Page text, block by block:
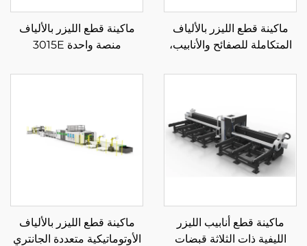
ماكينة قطع الليزر بالألياف
المتكاملة للصفائح والأنابيب،
ماكينة قطع الليزر بالألياف
منصة واحدة 3015E
ماكينة قطع أنابيب الليزر
الليفية ذات الثلاثة قبضات
ماكينة قطع الليزر بالألياف
الأوتوماتيكية متعددة الجانتري